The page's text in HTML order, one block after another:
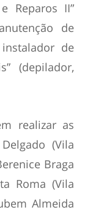
Reparos II”
de
de
(depilador,
realizar as
(Vila
Braga
Roma (Vila
Almeida